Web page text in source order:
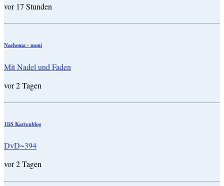
vor 17 Stunden
Naehoma - moni
Mit Nadel und Faden
vor 2 Tagen
11iS Kartenblog
DvD~394
vor 2 Tagen